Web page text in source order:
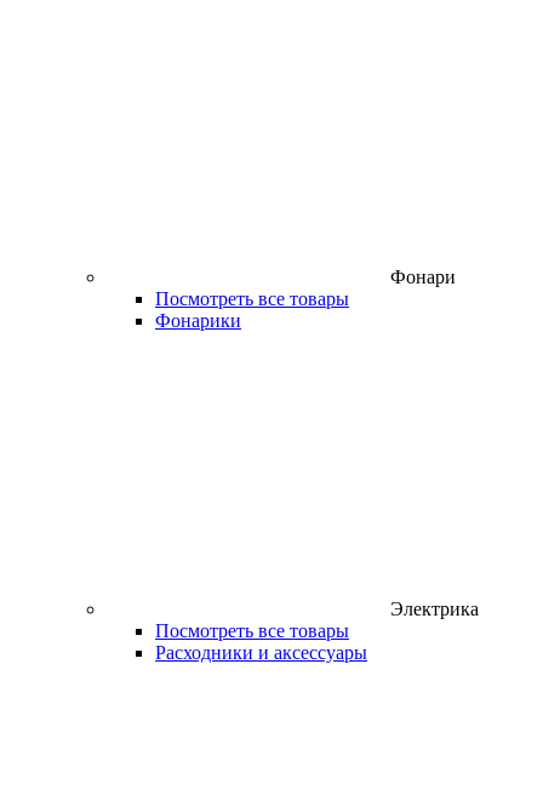
Фонари
Посмотреть все товары
Фонарики
Электрика
Посмотреть все товары
Расходники и аксессуары